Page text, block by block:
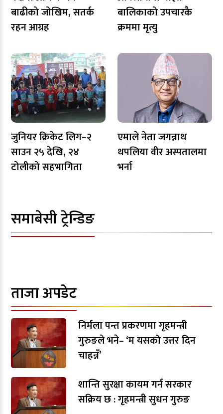
बाढीको जोखिम, सतर्क
रहन आग्रह
बालिकाको उपचारकै
क्रममा मृत्यु
जुनियर क्रिकेट लिग–२
साउन २५ देखि, २४
टोलीको सहभागिता
एमाले नेता जगन्नाथ
थपलिया वीर अस्पतालमा
भर्ना
समाबेसी ट्रेन्डिङ
ताजा अपडेट
निर्मला पन्त प्रकरणमा गृहमन्त्री
गुरुङले भने– ‘म यसको उत्तर दिन
चाहन्नँ’
शान्ति सुरक्षा कायम गर्न सरकार
सक्रिय छ : गृहमन्त्री सुधन गुरुङ